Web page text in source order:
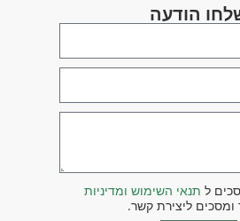
הודעה
ל תנאי השימוש ומדיניות
ליצירת קשר.